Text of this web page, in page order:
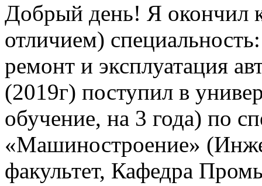
Добрый день! Я окончил
отличием)
ремонт и эксплуатация
(2019г) поступил в
обучение, на 3 года) по
«Машиностроение»
факультет, Кафедра